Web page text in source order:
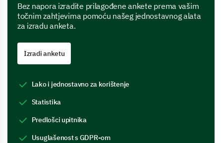
Bez napora izradite prilagođene ankete prema vašim
točnim zahtjevima pomoću našeg jednostavnog alata
za izradu anketa.
Izradi anketu
Lako i jednostavno za korištenje
Statistika
Predlošci upitnika
Usuglašenost s GDPR-om